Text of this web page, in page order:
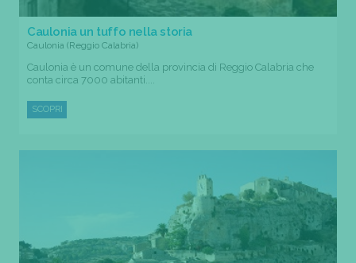
Caulonia un tuffo nella storia
Caulonia (Reggio Calabria)
Caulonia è un comune della provincia di Reggio Calabria che
conta circa 7000 abitanti....
SCOPRI